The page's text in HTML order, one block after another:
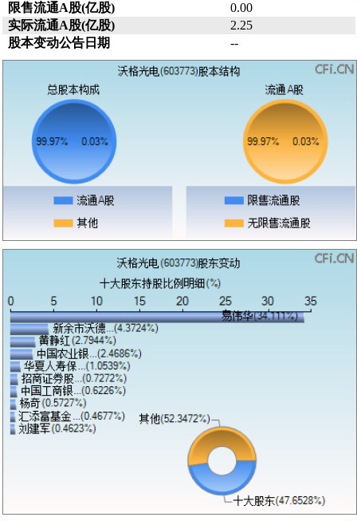
限售流通A股(亿股)
0.00
实际流通A股(亿股)
2.25
股本变动公告日期
--